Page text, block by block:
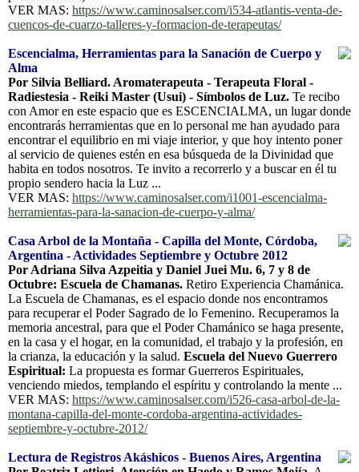
VER MAS: https://www.caminosalser.com/i534-atlantis-venta-de-
cuencos-de-cuarzo-talleres-y-formacion-de-terapeutas/
Escencialma, Herramientas para la Sanación de Cuerpo y
Alma
Por Silvia Belliard. Aromaterapeuta - Terapeuta Floral -
Radiestesia - Reiki Master (Usui) - Símbolos de Luz. Te recibo
con Amor en este espacio que es ESCENCIALMA, un lugar donde
encontrarás herramientas que en lo personal me han ayudado para
encontrar el equilibrio en mi viaje interior, y que hoy intento poner
al servicio de quienes estén en esa búsqueda de la Divinidad que
habita en todos nosotros. Te invito a recorrerlo y a buscar en él tu
propio sendero hacia la Luz ...
VER MAS: https://www.caminosalser.com/i1001-escencialma-
herramientas-para-la-sanacion-de-cuerpo-y-alma/
Casa Arbol de la Montaña - Capilla del Monte, Córdoba,
Argentina - Actividades Septiembre y Octubre 2012
Por Adriana Silva Azpeitia y Daniel Juei Mu. 6, 7 y 8 de
Octubre: Escuela de Chamanas. Retiro Experiencia Chamánica.
La Escuela de Chamanas, es el espacio donde nos encontramos
para recuperar el Poder Sagrado de lo Femenino. Recuperamos la
memoria ancestral, para que el Poder Chamánico se haga presente,
en la casa y el hogar, en la comunidad, el trabajo y la profesión, en
la crianza, la educación y la salud. Escuela del Nuevo Guerrero
Espiritual: La propuesta es formar Guerreros Espirituales,
venciendo miedos, templando el espíritu y controlando la mente ...
VER MAS: https://www.caminosalser.com/i526-casa-arbol-de-la-
montana-capilla-del-monte-cordoba-argentina-actividades-
septiembre-y-octubre-2012/
Lectura de Registros Akáshicos - Buenos Aires, Argentina